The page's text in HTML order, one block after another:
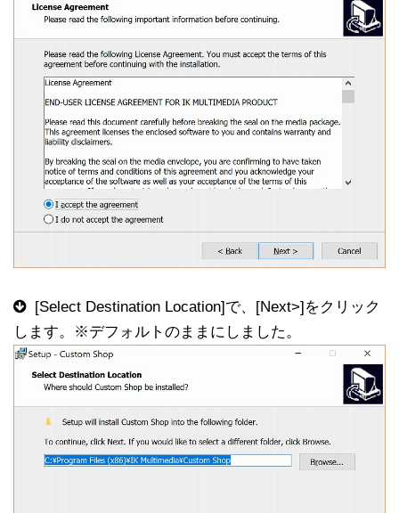
[Select Destination Location]で、[Next>]をクリック
します。※デフォルトのままにしました。